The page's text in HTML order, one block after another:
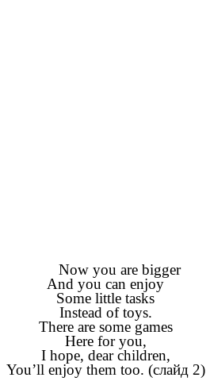
Now you are bigger
And you can enjoy
Some little tasks
Instead of toys.
There are some games
Here for you,
I hope, dear children,
You’ll enjoy them too. (слайд 2)